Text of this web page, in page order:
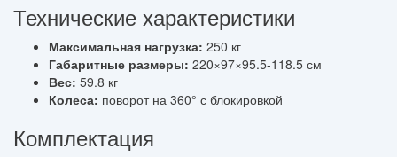
Технические характеристики
Максимальная нагрузка: 250 кг
Габаритные размеры: 220×97×95.5-118.5 см
Вес: 59.8 кг
Колеса: поворот на 360° с блокировкой
Комплектация